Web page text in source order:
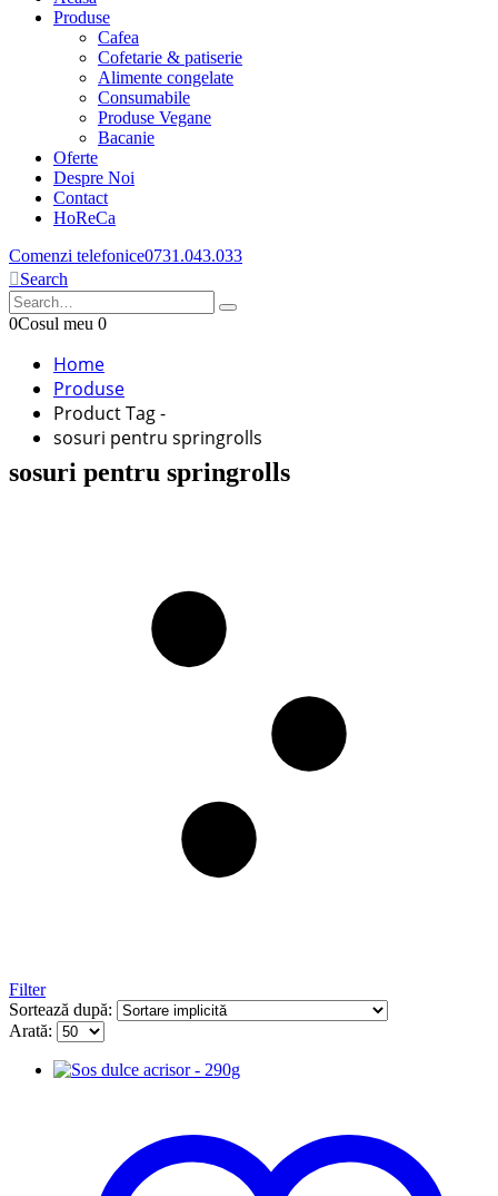
Produse
Cafea
Cofetarie & patiserie
Alimente congelate
Consumabile
Produse Vegane
Bacanie
Oferte
Despre Noi
Contact
HoReCa
Comenzi telefonice0731.043.033
Search
0Cosul meu 0
Home
Produse
Product Tag -
sosuri pentru springrolls
sosuri pentru springrolls
Filter
Sortează după:
Arată: